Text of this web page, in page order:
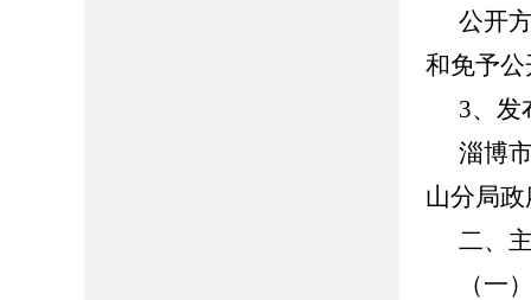
公开
和免予
3、发
淄博
山分局
二、
（一